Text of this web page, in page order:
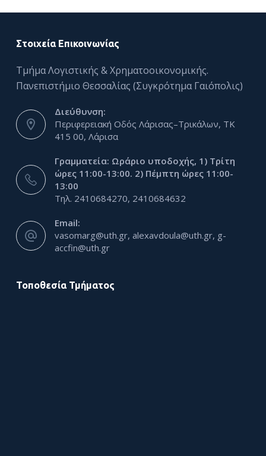
Στοιχεία Επικοινωνίας
Τμήμα Λογιστικής & Χρηματοοικονομικής.
Πανεπιστήμιο Θεσσαλίας (Συγκρότημα Γαιόπολις)
Διεύθυνση:
Περιφερειακή Οδός Λάρισας–Τρικάλων, ΤΚ
415 00, Λάρισα
Γραμματεία: Ωράριο υποδοχής, 1) Τρίτη
ώρες 11:00-13:00. 2) Πέμπτη ώρες 11:00-
13:00
Τηλ. 2410684270, 2410684632
Email:
vasomarg@uth.gr, alexavdoula@uth.gr, g-
accfin@uth.gr
Τοποθεσία Τμήματος